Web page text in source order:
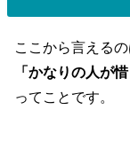
ここから言えるの
「かなりの人が
ってことです。